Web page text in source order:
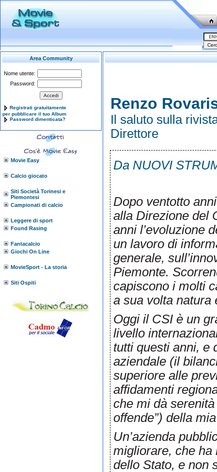
Area Community
Nome utente:
Password:
Registrati gratuitamente
per pubblicare il tuo Album
Password dimenticata?
Movie Easy
Calcio giocato
Siti Società Torinesi e
Piemontesi
Campionati di calcio
Leggere di sport
Found Rasing
Fantacalcio
Giochi On Line
MovieSport - La storia
Siti Ospiti
Renzo
Il saluto sulla
Direttore
Da NUOVI
Dopo ventotto
alla Direzione del
anni l’evoluzione
un lavoro di
generale,
Piemonte.
capiscono i molti
a sua volta natura
Oggi il CSI è un
livello
tutti questi anni, e
aziendale (il
superiore alle
affidamenti
che mi dà
offende”) della
Un’azienda
migliorare, che ha
dello Stato, e non